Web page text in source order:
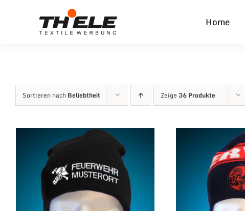
Home
Sortieren nach Beliebtheit Zeige 36 Produkte